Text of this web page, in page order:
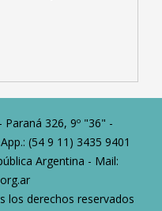
- Paraná 326, 9º "36" -
(54 9 11) 3435 9401
Argentina - Mail:
los derechos reservados